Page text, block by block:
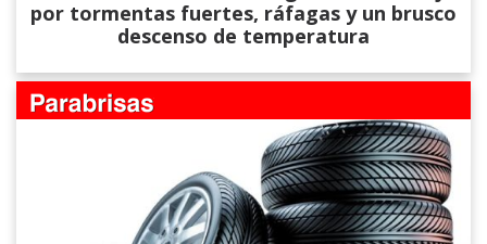
por tormentas fuertes, ráfagas y un brusco
descenso de temperatura